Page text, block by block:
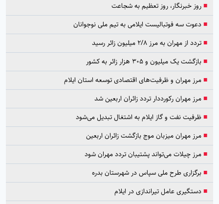
■روز خبرنگار، روز تعظیم به شجاعت
■دعوت سه فوتبالیست ایلامی به تیم ملی نوجوانان
■تردد از مهران به مرز ۲/۸ میلیون زائر رسید
■بازگشت یک میلیون و ۳۰۵ هزار زائر به کشور
■مرز مهران و ظرفیت‌های اقتصادی توسعه استان ایلام
■مرز مهران رکورددار تردد زائران اربعین شد
■ظرفیت نفت و گاز ایلام به اشتغال تبدیل می‌شود
■مرز مهران میزبان موج بازگشت زائران اربعین
■مرز چیلات می‌تواند پشتیبان تردد مهران شود
■برگزاری طرح ملی سپاس در شهرستان بدره
■دستگیری عامل تیراندازی در ایلام